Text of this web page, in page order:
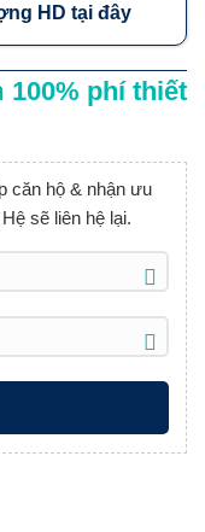
HD tại đây
100% phí thiết
căn hộ & nhận ưu
sẽ liên hệ lại.